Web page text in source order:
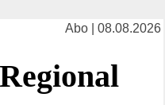
Abo | 08.08.2026